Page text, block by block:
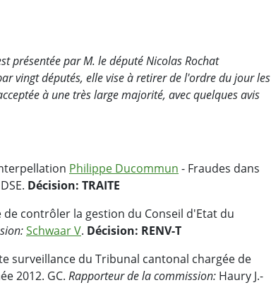
présentée par M. le député Nicolas Rochat
vingt députés, elle vise à retirer de l'ordre du jour les
à une très large majorité, avec quelques avis
Philippe Ducommun - Fraudes dans
Décision: TRAITE
contrôler la gestion du Conseil d'Etat du
Schwaar V. Décision: RENV-T
surveillance du Tribunal cantonal chargée de
2012. GC. Rapporteur de la commission: Haury J.-